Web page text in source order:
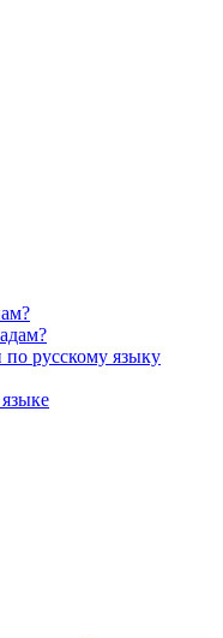
русскому языку